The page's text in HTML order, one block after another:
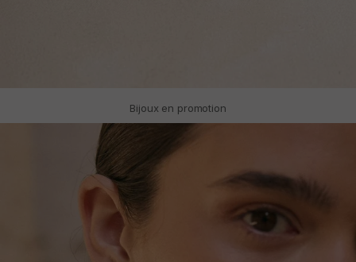
Bijoux en promotion